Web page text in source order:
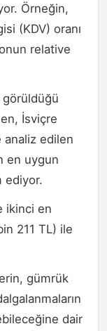
Örneğin,
(KDV) oranı
relative
görüldüğü
İsviçre
analiz edilen
en uygun
ediyor.
ikinci en
211 TL) ile
gümrük
dair